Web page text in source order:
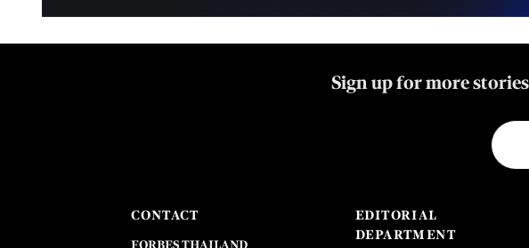
Sign up for more
CONTACT
FORBES THAILAND
EDITORIAL
DEPARTMENT